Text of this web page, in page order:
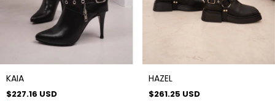
KAIA
$227.16 USD
HAZEL
$261.25 USD